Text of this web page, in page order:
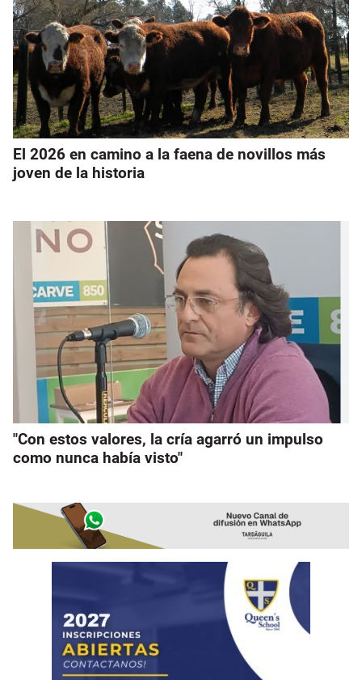
El 2026 en camino a la faena de novillos más
joven de la historia
"Con estos valores, la cría agarró un impulso
como nunca había visto"